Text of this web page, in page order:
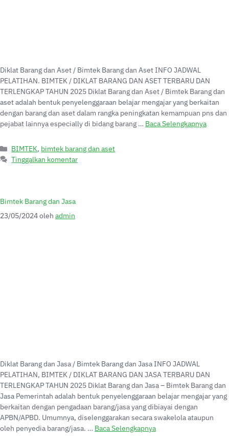
Diklat Barang dan Aset / Bimtek Barang dan Aset INFO JADWAL
PELATIHAN. BIMTEK / DIKLAT BARANG DAN ASET TERBARU DAN
TERLENGKAP TAHUN 2025 Diklat Barang dan Aset / Bimtek Barang dan
aset adalah bentuk penyelenggaraan belajar mengajar yang berkaitan
dengan barang dan aset dalam rangka peningkatan kemampuan pns dan
pejabat lainnya especially di bidang barang … Baca Selengkapnya
BIMTEK, bimtek barang dan aset
Tinggalkan komentar
Bimtek Barang dan Jasa
23/05/2024oleh admin
Diklat Barang dan Jasa / Bimtek Barang dan Jasa INFO JADWAL
PELATIHAN, BIMTEK / DIKLAT BARANG DAN JASA TERBARU DAN
TERLENGKAP TAHUN 2025 Diklat Barang dan Jasa – Bimtek Barang dan
Jasa Pemerintah adalah bentuk penyelenggaraan belajar mengajar yang
berkaitan dengan pengadaan barang/jasa yang dibiayai dengan
APBN/APBD. Umumnya, diselenggarakan secara swakelola ataupun
oleh penyedia barang/jasa. … Baca Selengkapnya